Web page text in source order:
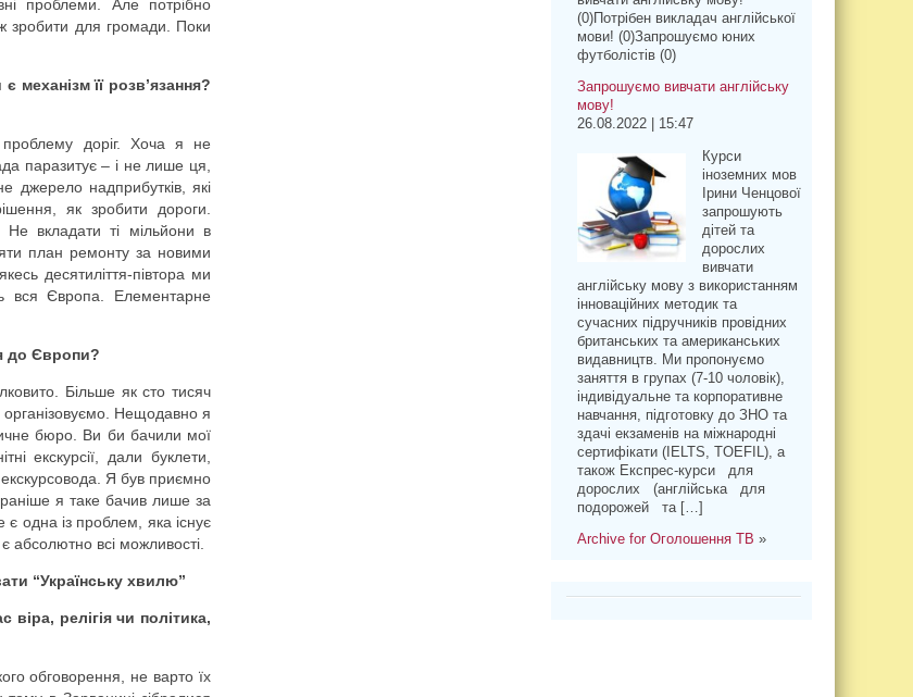
проблеми. Але потрібно
зробити для громади. Поки
її розв’язання?
доріг. Хоча я не
паразитує – і не лише ця,
надприбутків, які
як зробити дороги.
вкладати ті мільйони в
план ремонту за новими
десятиліття-півтора ми
вся Європа. Елементарне
до Європи?
Більше як сто тисяч
організовуємо. Нещодавно я
бюро. Ви би бачили мої
екскурсії, дали буклети,
Я був приємно
я таке бачив лише за
одна із проблем, яка існує
абсолютно всі можливості.
“Українську хвилю”
релігія чи політика,
обговорення, не варто їх
(0)Потрібен викладач англійської
мови! (0)Запрошуємо юних
футболістів (0)
Запрошуємо вивчати англійську
мову!
26.08.2022 | 15:47
Курси
іноземних мов
Ірини Ченцової
запрошують
дітей та
дорослих
вивчати
англійську мову з використанням
інноваційних методик та
сучасних підручників провідних
британських та американських
видавництв. Ми пропонуємо
заняття в групах (7-10 чоловік),
індивідуальне та корпоративне
навчання, підготовку до ЗНО та
здачі екзаменів на міжнародні
сертифікати (IELTS, TOEFIL), а
також Експрес-курси для
дорослих (англійська для
подорожей та […]
Archive for Оголошення ТВ »